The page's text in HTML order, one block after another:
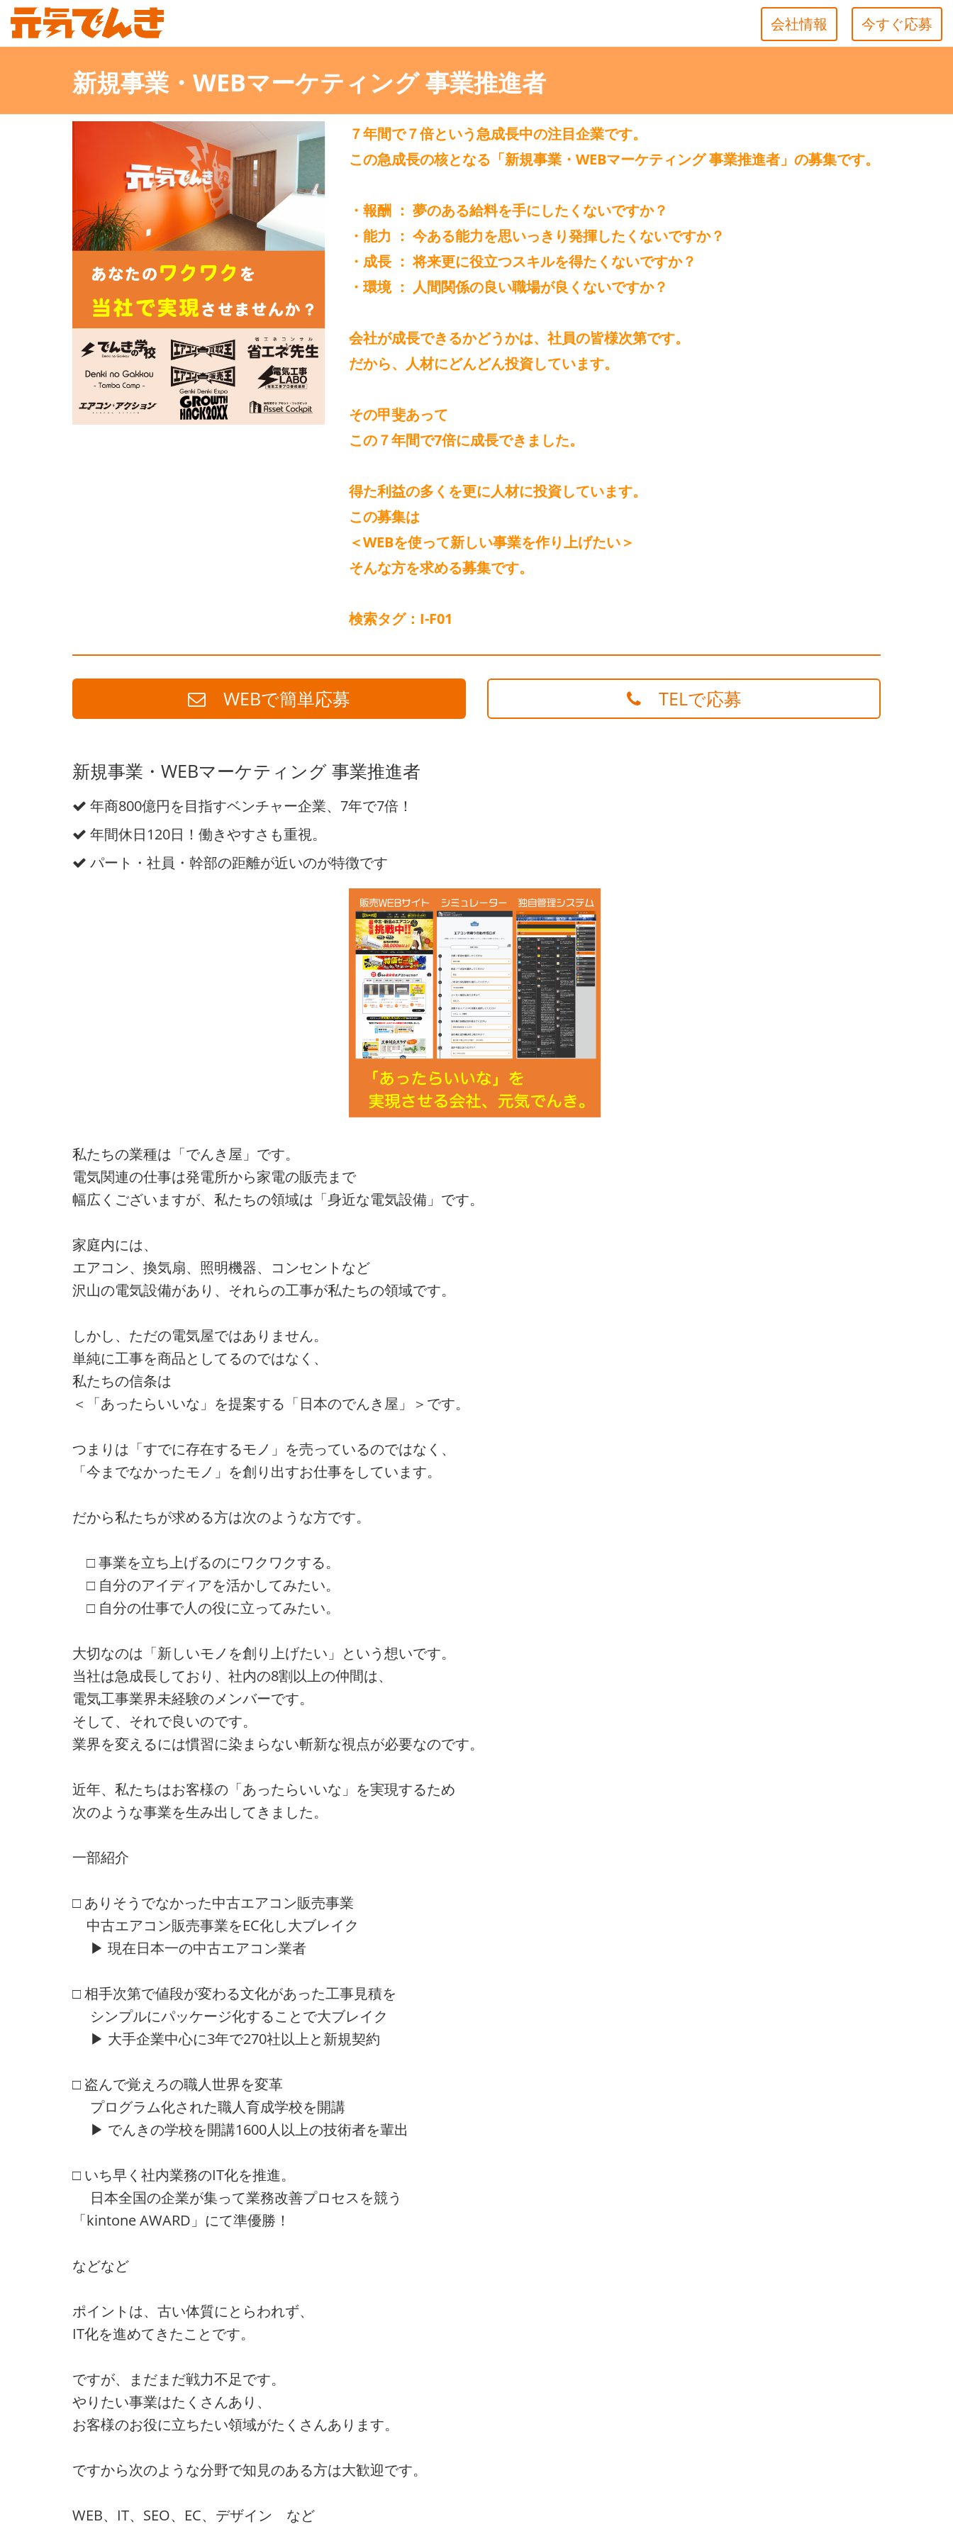
今すぐ応募
会社情報
新規事業・WEBマーケティング 事業推進者
７年間で７倍という急成長中の注目企業です。
この急成長の核となる「新規事業・WEBマーケティング 事業推進者」の募集です。
・報酬 ： 夢のある給料を手にしたくないですか？
・能力 ： 今ある能力を思いっきり発揮したくないですか？
・成長 ： 将来更に役立つスキルを得たくないですか？
・環境 ： 人間関係の良い職場が良くないですか？
会社が成長できるかどうかは、社員の皆様次第です。
だから、人材にどんどん投資しています。
その甲斐あって
この７年間で7倍に成長できました。
得た利益の多くを更に人材に投資しています。
この募集は
＜WEBを使って新しい事業を作り上げたい＞
そんな方を求める募集です。
検索タグ：I-F01
WEBで簡単応募 TELで応募
新規事業・WEBマーケティング 事業推進者
年商800億円を目指すベンチャー企業、7年で7倍！
年間休日120日！働きやすさも重視。
パート・社員・幹部の距離が近いのが特徴です
私たちの業種は「でんき屋」です。
電気関連の仕事は発電所から家電の販売まで
幅広くございますが、私たちの領域は「身近な電気設備」です。
家庭内には、
エアコン、換気扇、照明機器、コンセントなど
沢山の電気設備があり、それらの工事が私たちの領域です。
しかし、ただの電気屋ではありません。
単純に工事を商品としてるのではなく、
私たちの信条は
＜「あったらいいな」を提案する「日本のでんき屋」＞です。
つまりは「すでに存在するモノ」を売っているのではなく、
「今までなかったモノ」を創り出すお仕事をしています。
だから私たちが求める方は次のような方です。
□ 事業を立ち上げるのにワクワクする。
□ 自分のアイディアを活かしてみたい。
□ 自分の仕事で人の役に立ってみたい。
大切なのは「新しいモノを創り上げたい」という想いです。
当社は急成長しており、社内の8割以上の仲間は、
電気工事業界未経験のメンバーです。
そして、それで良いのです。
業界を変えるには慣習に染まらない斬新な視点が必要なのです。
近年、私たちはお客様の「あったらいいな」を実現するため
次のような事業を生み出してきました。
一部紹介
□ ありそうでなかった中古エアコン販売事業
中古エアコン販売事業をEC化し大ブレイク
▶ 現在日本一の中古エアコン業者
□ 相手次第で値段が変わる文化があった工事見積を
シンプルにパッケージ化することで大ブレイク
▶ 大手企業中心に3年で270社以上と新規契約
□ 盗んで覚えろの職人世界を変革
プログラム化された職人育成学校を開講
▶ でんきの学校を開講1600人以上の技術者を輩出
□ いち早く社内業務のIT化を推進。
日本全国の企業が集って業務改善プロセスを競う
「kintone AWARD」にて準優勝！
などなど
ポイントは、古い体質にとらわれず、
IT化を進めてきたことです。
ですが、まだまだ戦力不足です。
やりたい事業はたくさんあり、
お客様のお役に立ちたい領域がたくさんあります。
ですから次のような分野で知見のある方は大歓迎です。
WEB、IT、SEO、EC、デザイン など